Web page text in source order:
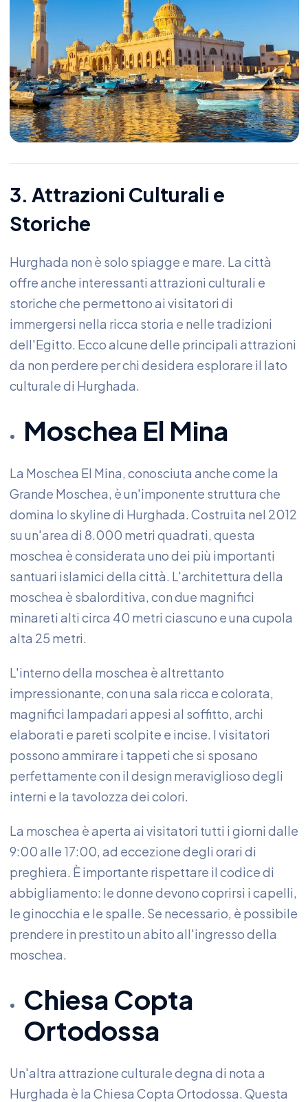
3. Attrazioni Culturali e
Storiche
Hurghada non è solo spiagge e mare. La città
offre anche interessanti attrazioni culturali e
storiche che permettono ai visitatori di
immergersi nella ricca storia e nelle tradizioni
dell'Egitto. Ecco alcune delle principali attrazioni
da non perdere per chi desidera esplorare il lato
culturale di Hurghada.
Moschea El Mina
La Moschea El Mina, conosciuta anche come la
Grande Moschea, è un'imponente struttura che
domina lo skyline di Hurghada. Costruita nel 2012
su un'area di 8.000 metri quadrati, questa
moschea è considerata uno dei più importanti
santuari islamici della città. L'architettura della
moschea è sbalorditiva, con due magnifici
minareti alti circa 40 metri ciascuno e una cupola
alta 25 metri.
L'interno della moschea è altrettanto
impressionante, con una sala ricca e colorata,
magnifici lampadari appesi al soffitto, archi
elaborati e pareti scolpite e incise. I visitatori
possono ammirare i tappeti che si sposano
perfettamente con il design meraviglioso degli
interni e la tavolozza dei colori.
La moschea è aperta ai visitatori tutti i giorni dalle
9:00 alle 17:00, ad eccezione degli orari di
preghiera. È importante rispettare il codice di
abbigliamento: le donne devono coprirsi i capelli,
le ginocchia e le spalle. Se necessario, è possibile
prendere in prestito un abito all'ingresso della
moschea.
Chiesa Copta
Ortodossa
Un'altra attrazione culturale degna di nota a
Hurghada è la Chiesa Copta Ortodossa. Questa